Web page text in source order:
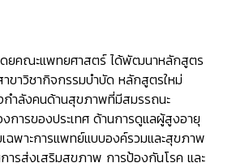
ยคณะแพทยศาสตร์ ได้พัฒนาหลักสูตร
าวิชากิจกรรมบำบัด หลักสูตรใหม่
ำลังคนด้านสุขภาพที่มีสมรรถนะ
การของประเทศ ด้านการดูแลผู้สูงอายุ
ฉพาะการแพทย์แบบองค์รวมและสุขภาพ
ารส่งเสริมสุขภาพ การป้องกันโรค และ